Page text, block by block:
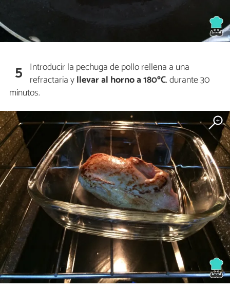
5 Introducir la pechuga de pollo rellena a una
refractaria yllevar al horno a 180ºC. durante 30
minutos.